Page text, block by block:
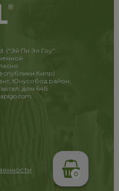
("Эй Пи Эл Гоу"
Кипр)
Юнусобод район,
дом 64Б
0